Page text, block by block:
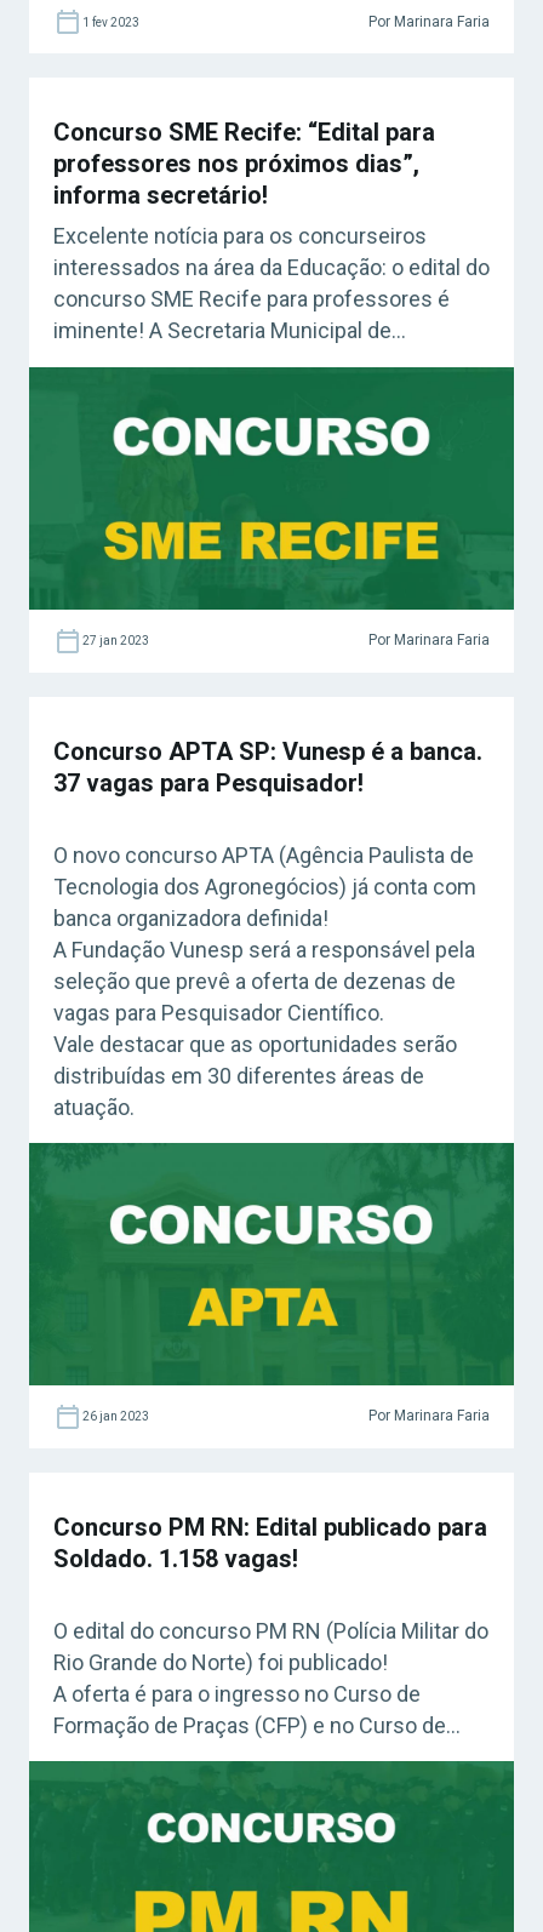
1 fev 2023 Por Marinara Faria
Concurso SME Recife: “Edital para
professores nos próximos dias”,
informa secretário!
Excelente notícia para os concurseiros
interessados na área da Educação: o edital do
concurso SME Recife para professores é
iminente! A Secretaria Municipal de
Educação da capital pernambucana ofertará
Apostila Carreiras Educacionais 2022 –
Professor Se você quer saber todos os
imperdível, é só […]
27 jan 2023 Por Marinara Faria
Concurso APTA SP: Vunesp é a banca.
37 vagas para Pesquisador!
O novo concurso APTA (Agência Paulista de
Tecnologia dos Agronegócios) já conta com
banca organizadora definida!
A Fundação Vunesp será a responsável pela
seleção que prevê a oferta de dezenas de
vagas para Pesquisador Científico.
Vale destacar que as oportunidades serão
distribuídas em 30 diferentes áreas de
atuação.
26 jan 2023 Por Marinara Faria
Concurso PM RN: Edital publicado para
Soldado. 1.158 vagas!
O edital do concurso PM RN (Polícia Militar do
Rio Grande do Norte) foi publicado!
A oferta é para o ingresso no Curso de
Formação de Praças (CFP) e no Curso de
Formação de Praças Músicos (CFP – Mus).